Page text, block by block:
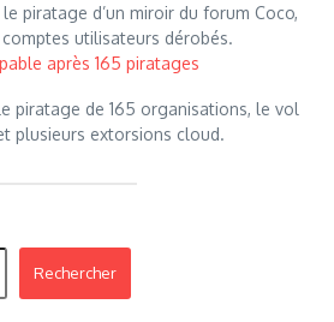
piratage d’un miroir du forum Coco,
utilisateurs dérobés.
après 165 piratages
piratage de 165 organisations, le vol
plusieurs extorsions cloud.
Rechercher